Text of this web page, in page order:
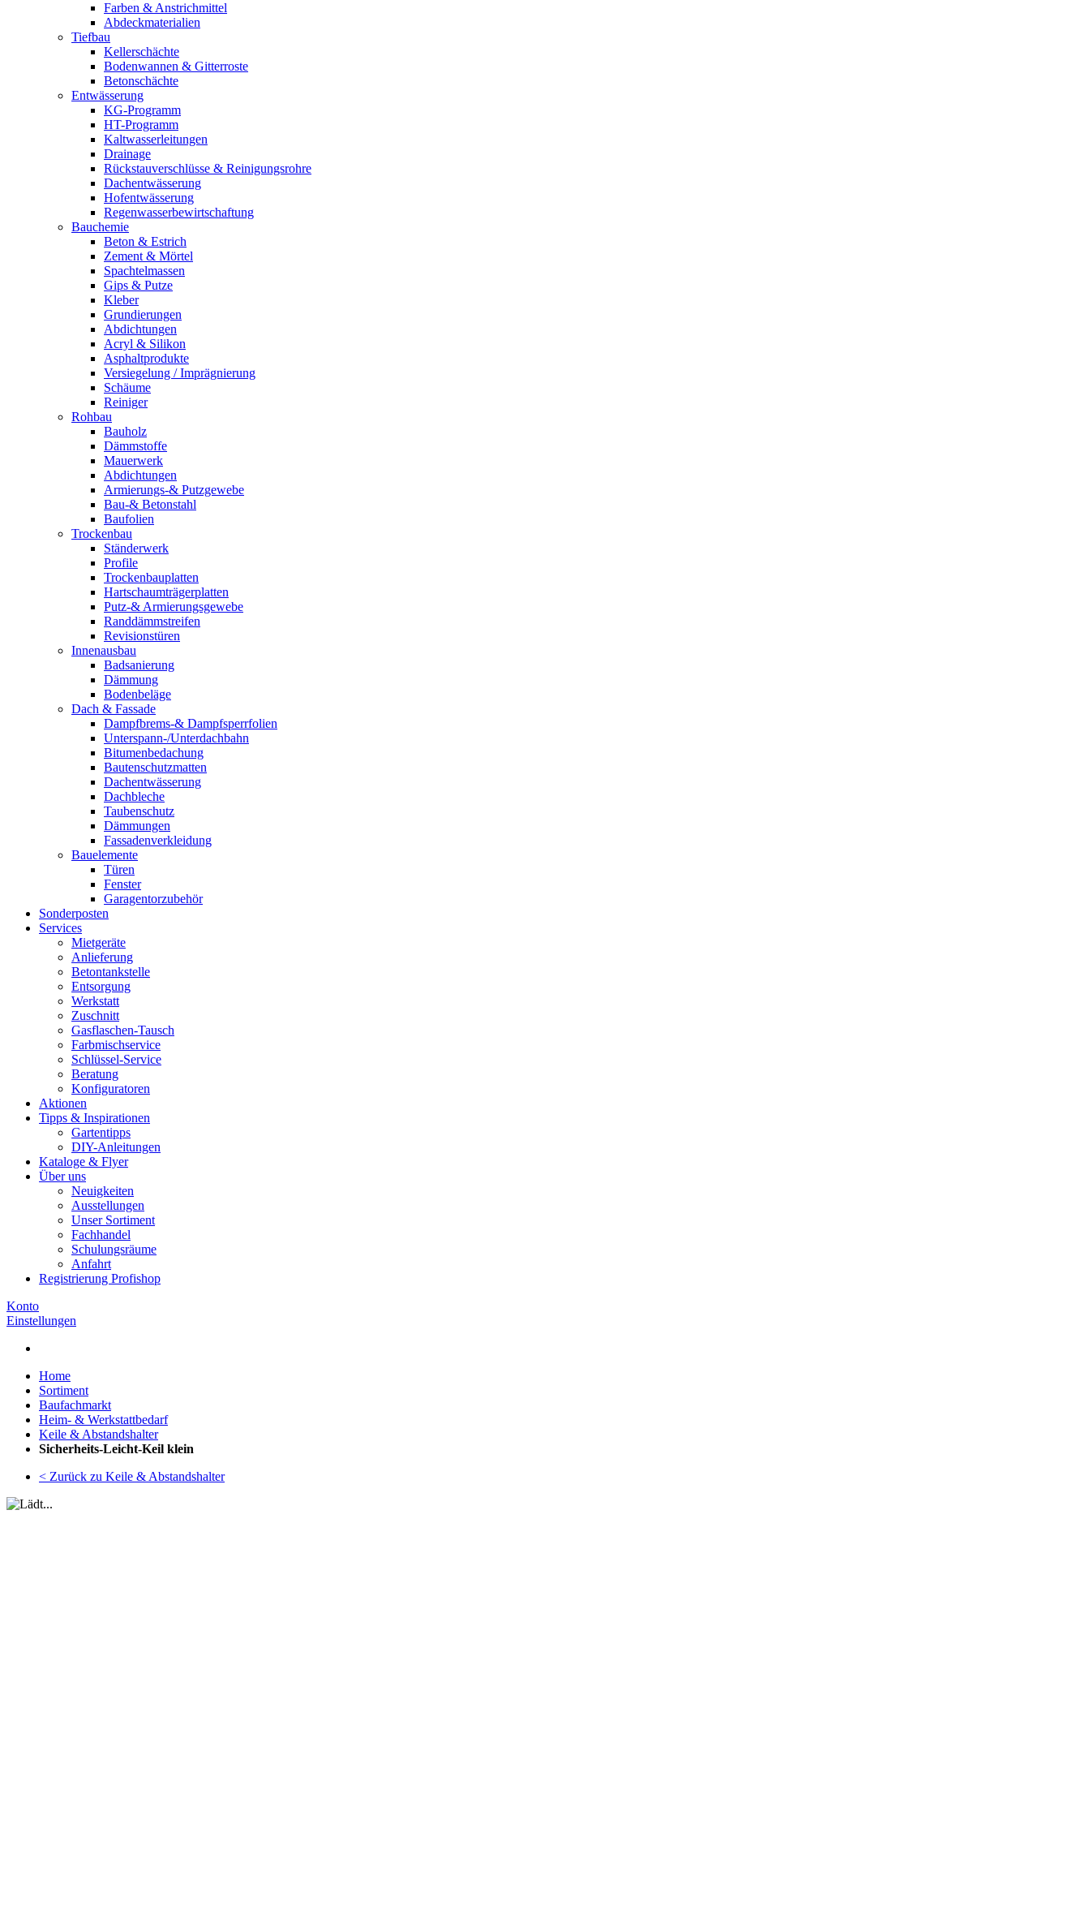
Farben & Anstrichmittel
Abdeckmaterialien
Tiefbau
Kellerschächte
Bodenwannen & Gitterroste
Betonschächte
Entwässerung
KG-Programm
HT-Programm
Kaltwasserleitungen
Drainage
Rückstauverschlüsse & Reinigungsrohre
Dachentwässerung
Hofentwässerung
Regenwasserbewirtschaftung
Bauchemie
Beton & Estrich
Zement & Mörtel
Spachtelmassen
Gips & Putze
Kleber
Grundierungen
Abdichtungen
Acryl & Silikon
Asphaltprodukte
Versiegelung / Imprägnierung
Schäume
Reiniger
Rohbau
Bauholz
Dämmstoffe
Mauerwerk
Abdichtungen
Armierungs-& Putzgewebe
Bau-& Betonstahl
Baufolien
Trockenbau
Ständerwerk
Profile
Trockenbauplatten
Hartschaumträgerplatten
Putz-& Armierungsgewebe
Randdämmstreifen
Revisionstüren
Innenausbau
Badsanierung
Dämmung
Bodenbeläge
Dach & Fassade
Dampfbrems-& Dampfsperrfolien
Unterspann-/Unterdachbahn
Bitumenbedachung
Bautenschutzmatten
Dachentwässerung
Dachbleche
Taubenschutz
Dämmungen
Fassadenverkleidung
Bauelemente
Türen
Fenster
Garagentorzubehör
Sonderposten
Services
Mietgeräte
Anlieferung
Betontankstelle
Entsorgung
Werkstatt
Zuschnitt
Gasflaschen-Tausch
Farbmischservice
Schlüssel-Service
Beratung
Konfiguratoren
Aktionen
Tipps & Inspirationen
Gartentipps
DIY-Anleitungen
Kataloge & Flyer
Über uns
Neuigkeiten
Ausstellungen
Unser Sortiment
Fachhandel
Schulungsräume
Anfahrt
Registrierung Profishop
Konto
Einstellungen
Home
Sortiment
Baufachmarkt
Heim- & Werkstattbedarf
Keile & Abstandshalter
Sicherheits-Leicht-Keil klein
< Zurück zu Keile & Abstandshalter